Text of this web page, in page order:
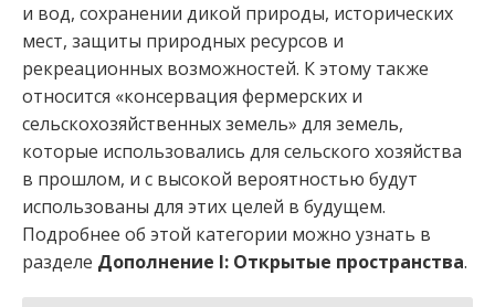
и вод, сохранении дикой природы, исторических
мест, защиты природных ресурсов и
рекреационных возможностей. К этому также
относится «консервация фермерских и
сельскохозяйственных земель» для земель,
которые использовались для сельского хозяйства
в прошлом, и с высокой вероятностью будут
использованы для этих целей в будущем.
Подробнее об этой категории можно узнать в
разделе Дополнение I: Открытые пространства.